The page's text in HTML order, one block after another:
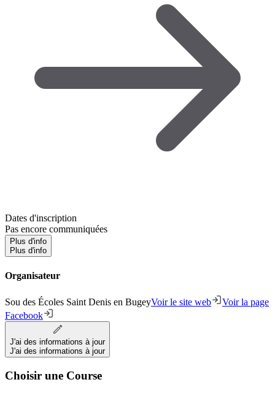
Dates d'inscription
Pas encore communiquées
Plus d'info
Plus d'info
Organisateur
Sou des Écoles Saint Denis en BugeyVoir le site web
Voir la page
Facebook
J'ai des informations à jour
J'ai des informations à jour
Choisir une Course